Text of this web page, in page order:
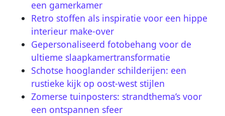
een gamerkamer
Retro stoffen als inspiratie voor een hippe
interieur make-over
Gepersonaliseerd fotobehang voor de
ultieme slaapkamertransformatie
Schotse hooglander schilderijen: een
rustieke kijk op oost-west stijlen
Zomerse tuinposters: strandthema’s voor
een ontspannen sfeer